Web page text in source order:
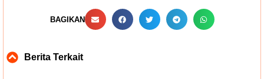
BAGIKAN
Berita Terkait